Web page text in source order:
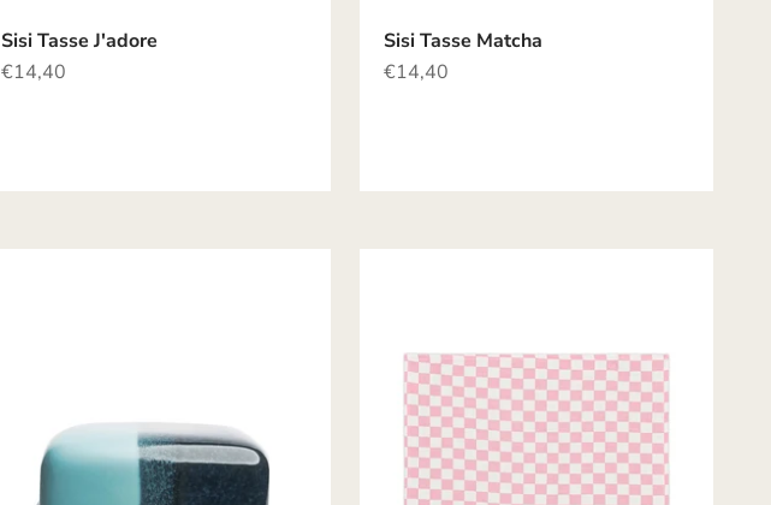
Sisi Tasse J'adore
Angebot
€14,40
Sisi Tasse Matcha
Angebot
€14,40